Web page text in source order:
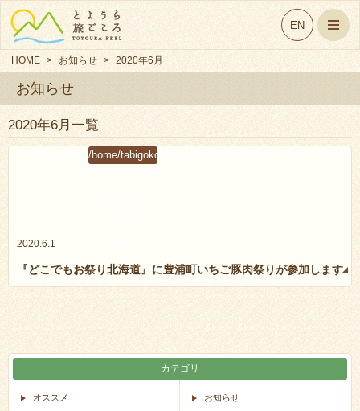
EN
HOME > お知らせ > 2020年6月
お知らせ
2020年6月一覧
2020.6.1
/home/tabigokoro/toyoura-
『どこでもお祭り北海道』に豊浦町いちご豚肉祭りが参加します
カテゴリ
オススメ お知らせ